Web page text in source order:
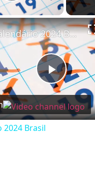
Play
Calendário 2024 Brasil
2024 Brasil